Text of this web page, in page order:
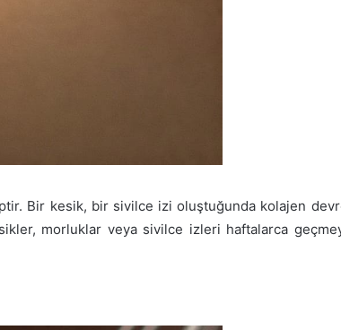
Bir kesik, bir sivilce izi oluştuğunda kolajen
morluklar veya sivilce izleri haftalarca